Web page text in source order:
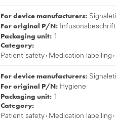
For device manufacturers:
For original P/N:
Packaging unit: 1
Category:
Patient safety , Medication labelling ,
For device manufacturers:
For original P/N: Hygiene
Packaging unit: 1
Category:
Patient safety , Medication labelling ,